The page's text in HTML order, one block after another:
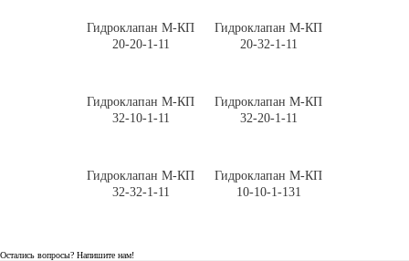
Гидроклапан М-КП
20-20-1-11
Гидроклапан М-КП
20-32-1-11
Гидроклапан М-КП
32-10-1-11
Гидроклапан М-КП
32-20-1-11
Гидроклапан М-КП
32-32-1-11
Гидроклапан М-КП
10-10-1-131
Остались вопросы? Напишите нам!